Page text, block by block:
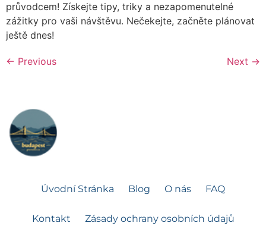
průvodcem! Získejte tipy, triky a nezapomenutelné
zážitky pro vaši návštěvu. Nečekejte, začněte plánovat
ještě dnes!
← Previous Next →
Úvodní Stránka Blog O nás FAQ
Kontakt Zásady ochrany osobních údajů